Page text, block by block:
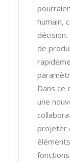
humain,
de
Dans ce
une
projeter